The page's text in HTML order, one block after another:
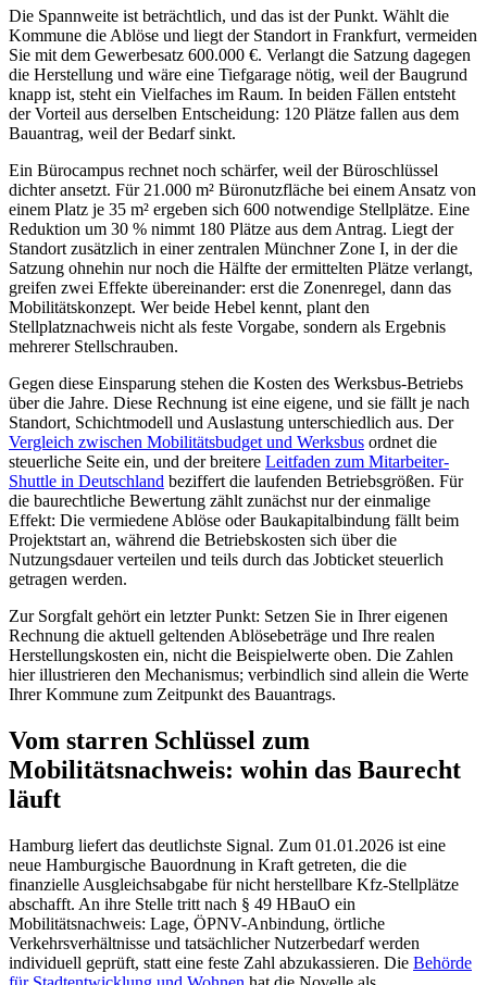
Die Spannweite ist beträchtlich, und das ist der Punkt. Wählt die
Kommune die Ablöse und liegt der Standort in Frankfurt, vermeiden
Sie mit dem Gewerbesatz 600.000 €. Verlangt die Satzung dagegen
die Herstellung und wäre eine Tiefgarage nötig, weil der Baugrund
knapp ist, steht ein Vielfaches im Raum. In beiden Fällen entsteht
der Vorteil aus derselben Entscheidung: 120 Plätze fallen aus dem
Bauantrag, weil der Bedarf sinkt.
Ein Bürocampus rechnet noch schärfer, weil der Büroschlüssel
dichter ansetzt. Für 21.000 m² Büronutzfläche bei einem Ansatz von
einem Platz je 35 m² ergeben sich 600 notwendige Stellplätze. Eine
Reduktion um 30 % nimmt 180 Plätze aus dem Antrag. Liegt der
Standort zusätzlich in einer zentralen Münchner Zone I, in der die
Satzung ohnehin nur noch die Hälfte der ermittelten Plätze verlangt,
greifen zwei Effekte übereinander: erst die Zonenregel, dann das
Mobilitätskonzept. Wer beide Hebel kennt, plant den
Stellplatznachweis nicht als feste Vorgabe, sondern als Ergebnis
mehrerer Stellschrauben.
Gegen diese Einsparung stehen die Kosten des Werksbus-Betriebs
über die Jahre. Diese Rechnung ist eine eigene, und sie fällt je nach
Standort, Schichtmodell und Auslastung unterschiedlich aus. Der
Vergleich zwischen Mobilitätsbudget und Werksbus ordnet die
steuerliche Seite ein, und der breitere Leitfaden zum Mitarbeiter-
Shuttle in Deutschland beziffert die laufenden Betriebsgrößen. Für
die baurechtliche Bewertung zählt zunächst nur der einmalige
Effekt: Die vermiedene Ablöse oder Baukapitalbindung fällt beim
Projektstart an, während die Betriebskosten sich über die
Nutzungsdauer verteilen und teils durch das Jobticket steuerlich
getragen werden.
Zur Sorgfalt gehört ein letzter Punkt: Setzen Sie in Ihrer eigenen
Rechnung die aktuell geltenden Ablösebeträge und Ihre realen
Herstellungskosten ein, nicht die Beispielwerte oben. Die Zahlen
hier illustrieren den Mechanismus; verbindlich sind allein die Werte
Ihrer Kommune zum Zeitpunkt des Bauantrags.
Vom starren Schlüssel zum
Mobilitätsnachweis: wohin das Baurecht
läuft
Hamburg liefert das deutlichste Signal. Zum 01.01.2026 ist eine
neue Hamburgische Bauordnung in Kraft getreten, die die
finanzielle Ausgleichsabgabe für nicht herstellbare Kfz-Stellplätze
abschafft. An ihre Stelle tritt nach § 49 HBauO ein
Mobilitätsnachweis: Lage, ÖPNV-Anbindung, örtliche
Verkehrsverhältnisse und tatsächlicher Nutzerbedarf werden
individuell geprüft, statt eine feste Zahl abzukassieren. Die Behörde